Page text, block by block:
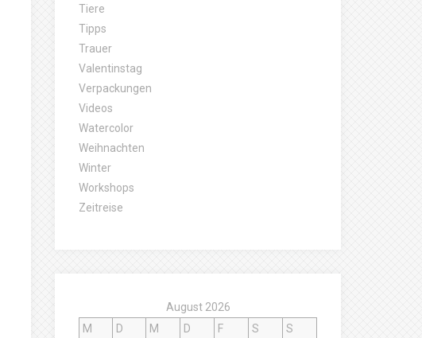
Tiere
Tipps
Trauer
Valentinstag
Verpackungen
Videos
Watercolor
Weihnachten
Winter
Workshops
Zeitreise
August 2026
M
D M D F S
S